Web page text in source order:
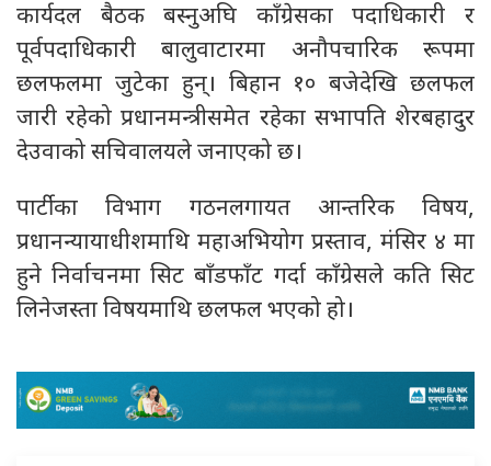
कार्यदल बैठक बस्नुअघि काँग्रेसका पदाधिकारी र
पूर्वपदाधिकारी बालुवाटारमा अनौपचारिक रूपमा
छलफलमा जुटेका हुन्। बिहान १० बजेदेखि छलफल
जारी रहेको प्रधानमन्त्रीसमेत रहेका सभापति शेरबहादुर
देउवाको सचिवालयले जनाएको छ।
पार्टीका विभाग गठनलगायत आन्तरिक विषय,
प्रधानन्यायाधीशमाथि महाअभियोग प्रस्ताव, मंसिर ४ मा
हुने निर्वाचनमा सिट बाँडफाँट गर्दा काँग्रेसले कति सिट
लिनेजस्ता विषयमाथि छलफल भएको हो।